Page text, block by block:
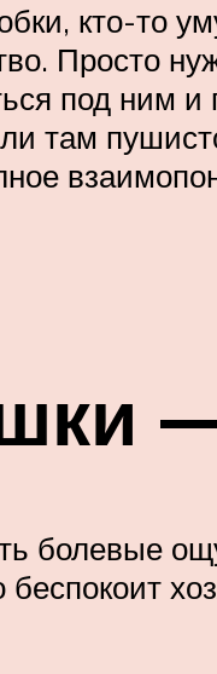
кто-то
Просто
под ним
там
болевые